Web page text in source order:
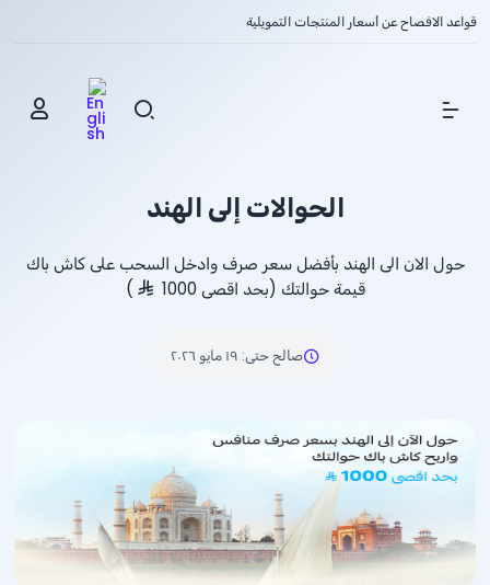
قواعد الافصاح عن أسعار المنتجات التمويلية
Show Menu
الحوالات إلى الهند
حول الان الى الهند بأفضل سعر صرف وادخل السحب على كاش باك
قيمة حوالتك (بحد اقصى 1000
)
صالح حتى: ١٩ مايو ٢٠٢٦